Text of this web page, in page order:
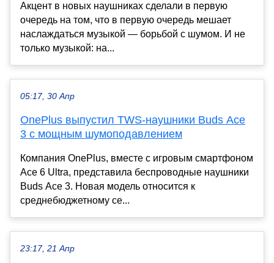
Акцент в новых наушниках сделали в первую
очередь на том, что в первую очередь мешает
наслаждаться музыкой — борьбой с шумом. И не
только музыкой: на...
05:17, 30 Апр
OnePlus выпустил TWS-наушники Buds Ace
3 с мощным шумоподавлением
Компания OnePlus, вместе с игровым смартфоном
Ace 6 Ultra, представила беспроводные наушники
Buds Ace 3. Новая модель относится к
среднебюджетному се...
23:17, 21 Апр